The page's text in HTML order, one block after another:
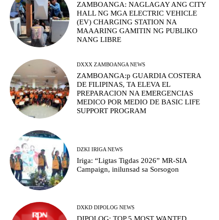
ZAMBOANGA: NAGLAGAY ANG CITY
HALL NG MGA ELECTRIC VEHICLE
(EV) CHARGING STATION NA
MAAARING GAMITIN NG PUBLIKO
NANG LIBRE
DXXX ZAMBOANGA NEWS
ZAMBOANGA:p GUARDIA COSTERA
DE FILIPINAS, TA ELEVA EL
PREPARACION NA EMERGENCIAS
MEDICO POR MEDIO DE BASIC LIFE
SUPPORT PROGRAM
DZKI IRIGA NEWS
Iriga: “Ligtas Tigdas 2026” MR-SIA
Campaign, inilunsad sa Sorsogon
DXKD DIPOLOG NEWS